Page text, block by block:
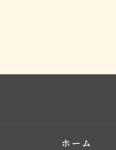
ホーム